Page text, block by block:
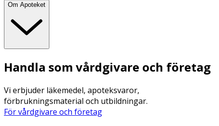
Om Apoteket
Handla som vårdgivare och företag
Vi erbjuder läkemedel, apoteksvaror,
förbrukningsmaterial och utbildningar.
För vårdgivare och företag